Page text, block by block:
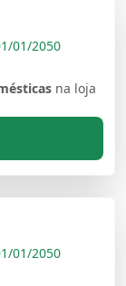
01/2050
na loja
01/2050